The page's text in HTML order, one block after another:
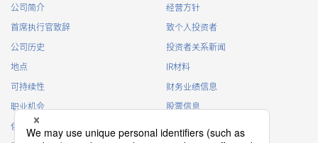
公司简介
首席执行官致辞
公司历史
地点
可持续性
职业机会
俱乐部活动
经营方针
致个人投资者
投资者关系新闻
IR材料
财务业绩信息
股票信息
IR日历